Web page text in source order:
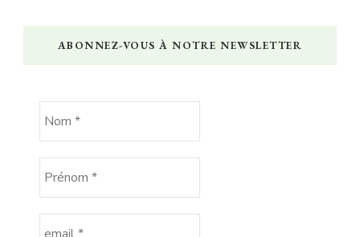
ABONNEZ-VOUS À NOTRE NEWSLETTER